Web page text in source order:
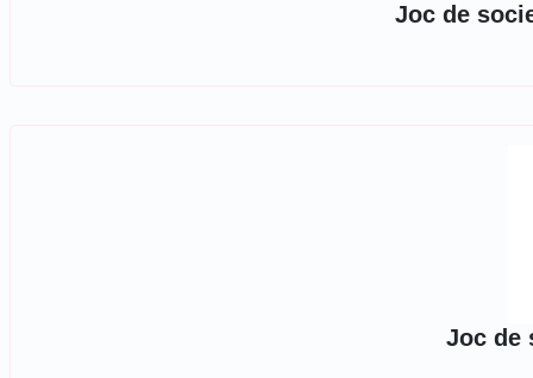
Joc de
Joc de